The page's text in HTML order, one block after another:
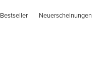
Bestseller Neuerscheinungen